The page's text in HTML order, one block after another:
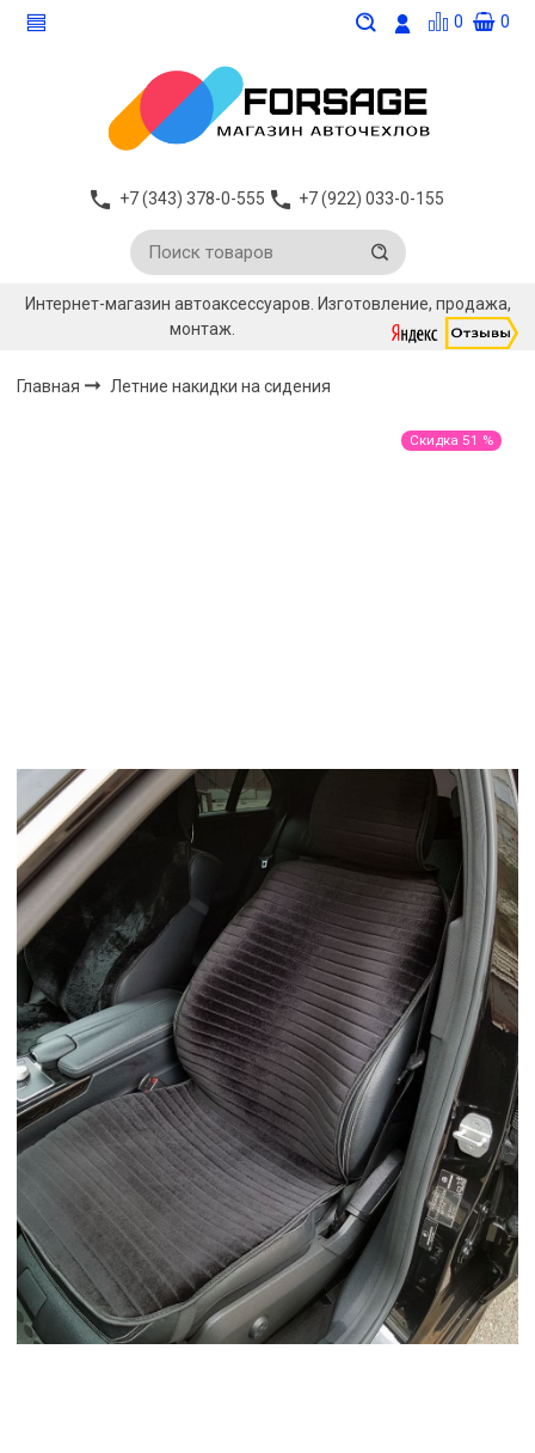
0 0
+7 (343) 378-0-555 +7 (922) 033-0-155
Интернет-магазин автоаксессуаров. Изготовление, продажа,
монтаж.
Главная Летние накидки на сидения
Скидка 51 %